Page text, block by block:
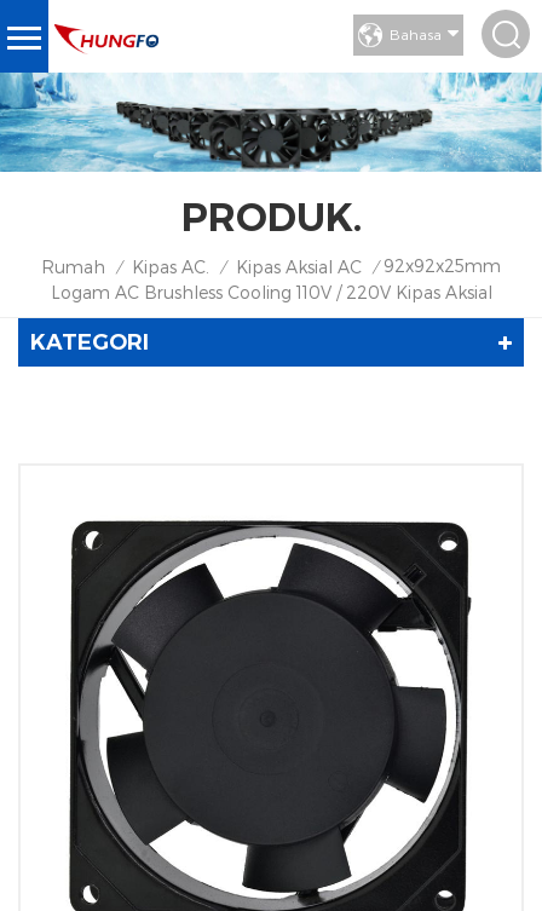
Bahasa
PRODUK.
Rumah / Kipas AC. / Kipas Aksial AC / 92x92x25mm
Logam AC Brushless Cooling 110V / 220V Kipas Aksial
KATEGORI